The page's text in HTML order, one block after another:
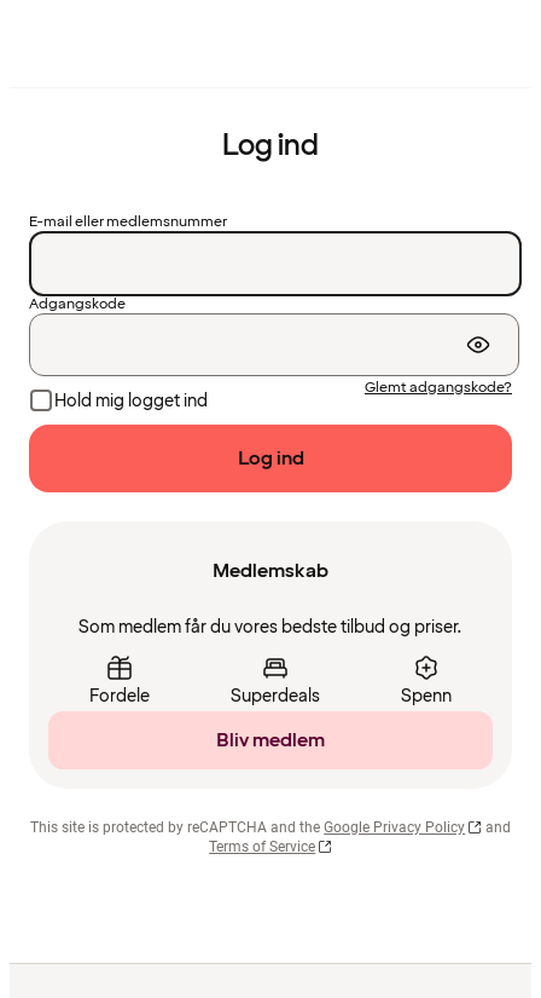
Log ind
E-mail eller medlemsnummer
Adgangskode
Hold mig logget ind
Glemt adgangskode?
Log ind
Medlemskab
Som medlem får du vores bedste tilbud og priser.
Fordele Superdeals Spenn
Bliv medlem
This site is protected by reCAPTCHA and the Google Privacy Policy
and
Terms of Service